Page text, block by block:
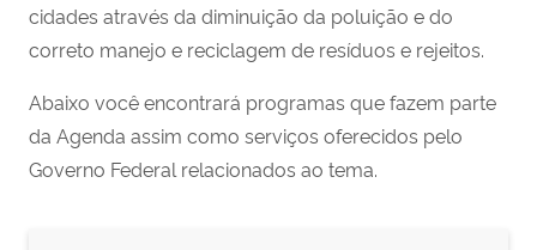
cidades através da diminuição da poluição e do
correto manejo e reciclagem de resíduos e rejeitos.
Abaixo você encontrará programas que fazem parte
da Agenda assim como serviços oferecidos pelo
Governo Federal relacionados ao tema.